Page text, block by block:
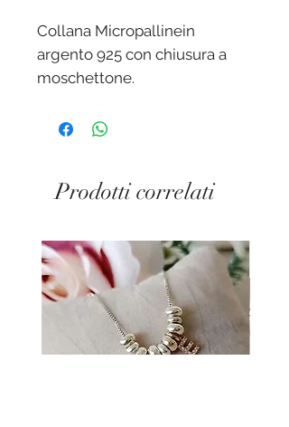
Collana Micropallinein
argento 925 con chiusura a
moschettone.
Prodotti correlati